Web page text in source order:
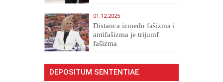
01.12.2025
Distanca između fašizma i
antifašizma je trijumf
fašizma
DEPOSITUM SENTENTIAE